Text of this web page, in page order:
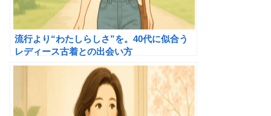
流行より“わたしらしさ”を。40代に似合う
レディース古着との出会い方